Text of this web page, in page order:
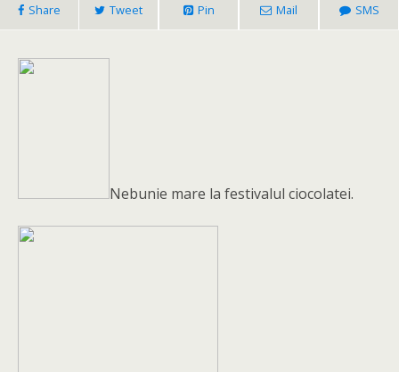
Share Tweet Pin Mail SMS
Nebunie mare la festivalul ciocolatei.